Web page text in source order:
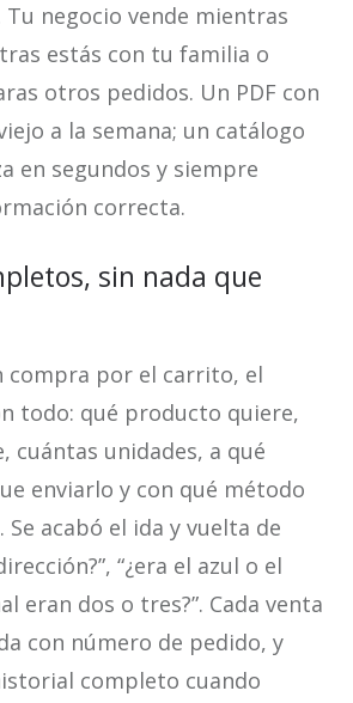
Tu negocio vende mientras
estás con tu familia o
otros pedidos. Un PDF con
a la semana; un catálogo
en segundos y siempre
correcta.
sin nada que
compra por el carrito, el
todo: qué producto quiere,
cuántas unidades, a qué
enviarlo y con qué método
Se acabó el ida y vuelta de
“¿era el azul o el
eran dos o tres?”. Cada venta
con número de pedido, y
completo cuando